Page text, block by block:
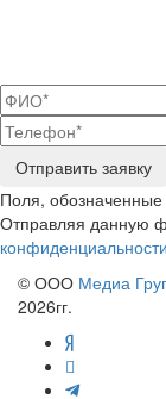
Отправить заявку
Поля, обозначенные
Отправляя данную
© ООО Медиа
2026гг.